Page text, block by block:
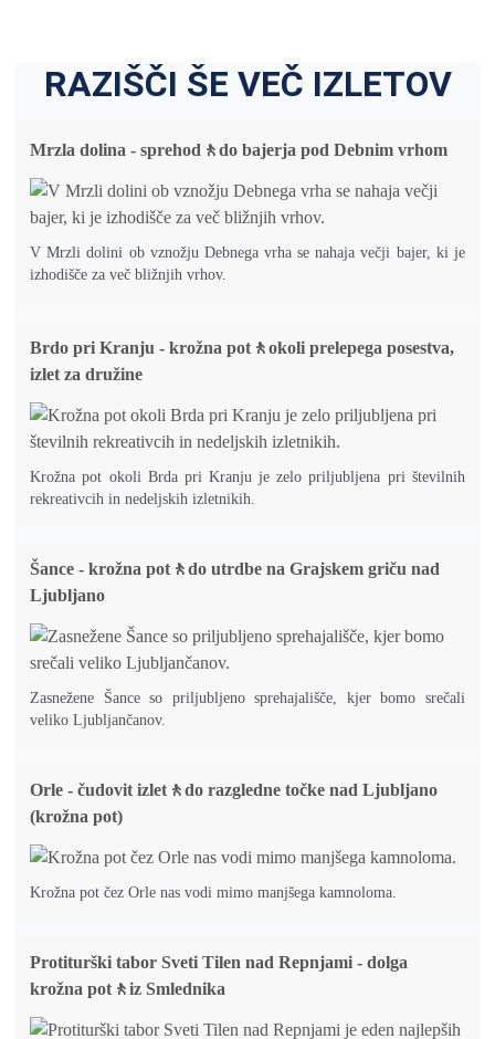
RAZIŠČI ŠE VEČ IZLETOV
Mrzla dolina - sprehod🚶do bajerja pod Debnim vrhom
V Mrzli dolini ob vznožju Debnega vrha se nahaja večji bajer, ki je
izhodišče za več bližnjih vrhov.
Brdo pri Kranju - krožna pot🚶okoli prelepega posestva,
izlet za družine
Krožna pot okoli Brda pri Kranju je zelo priljubljena pri številnih
rekreativcih in nedeljskih izletnikih.
Šance - krožna pot🚶do utrdbe na Grajskem griču nad
Ljubljano
Zasnežene Šance so priljubljeno sprehajališče, kjer bomo srečali
veliko Ljubljančanov.
Orle - čudovit izlet🚶do razgledne točke nad Ljubljano
(krožna pot)
Krožna pot čez Orle nas vodi mimo manjšega kamnoloma.
Protiturški tabor Sveti Tilen nad Repnjami - dolga
krožna pot🚶iz Smlednika